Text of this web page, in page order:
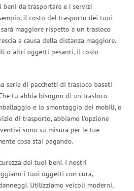
beni da trasportare e i servizi
il costo del trasporto dei tuoi
maggiore rispetto a un trasloco
a causa della distanza maggiore.
o altri oggetti pesanti, il costo
serie di pacchetti di trasloco basati
tu abbia bisogno di un trasloco
e lo smontaggio dei mobili, o
di trasporto, abbiamo l’opzione
sono su misura per le tue
cosa stai pagando.
dei tuoi beni. I nostri
i tuoi oggetti con cura,
Utilizziamo veicoli moderni,